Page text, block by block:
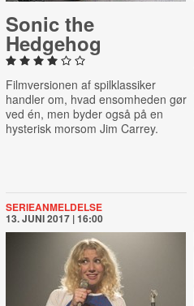
Sonic the
Hedgehog
Filmversionen af spilklassiker
handler om, hvad ensomheden gør
ved én, men byder også på en
hysterisk morsom Jim Carrey.
SERIEANMELDELSE
13. JUNI 2017 | 16:00